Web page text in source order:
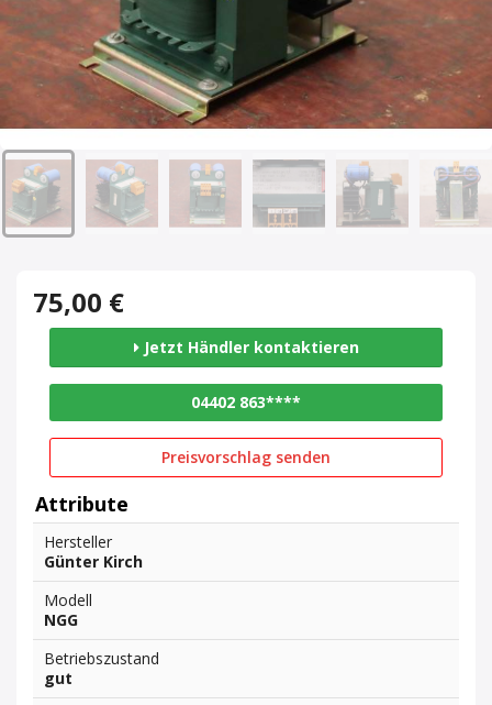
75,00 €
Jetzt Händler kontaktieren
04402 863****
Preisvorschlag senden
Attribute
Hersteller
Günter Kirch
Modell
NGG
Betriebszustand
gut